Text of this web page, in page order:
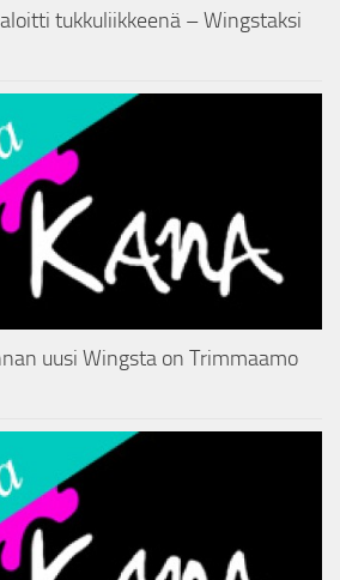
tukkuliikkeenä – Wingstaksi
uusi Wingsta on Trimmaamo